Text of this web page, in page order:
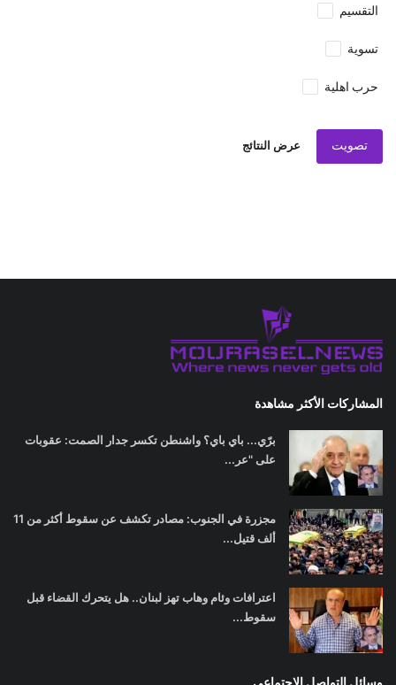
التقسيم
تسوية
حرب اهلية
تصويت عرض النتائج
المشاركات الأكثر مشاهدة
برّي... باي باي؟ واشنطن تكسر جدار الصمت: عقوبات
على "عر...
مجزرة في الجنوب: مصادر تكشف عن سقوط أكثر من 11
ألف قتيل...
اعترافات وئام وهاب تهز لبنان.. هل يتحرك القضاء قبل
سقوط...
وسائل التواصل الاجتماعي